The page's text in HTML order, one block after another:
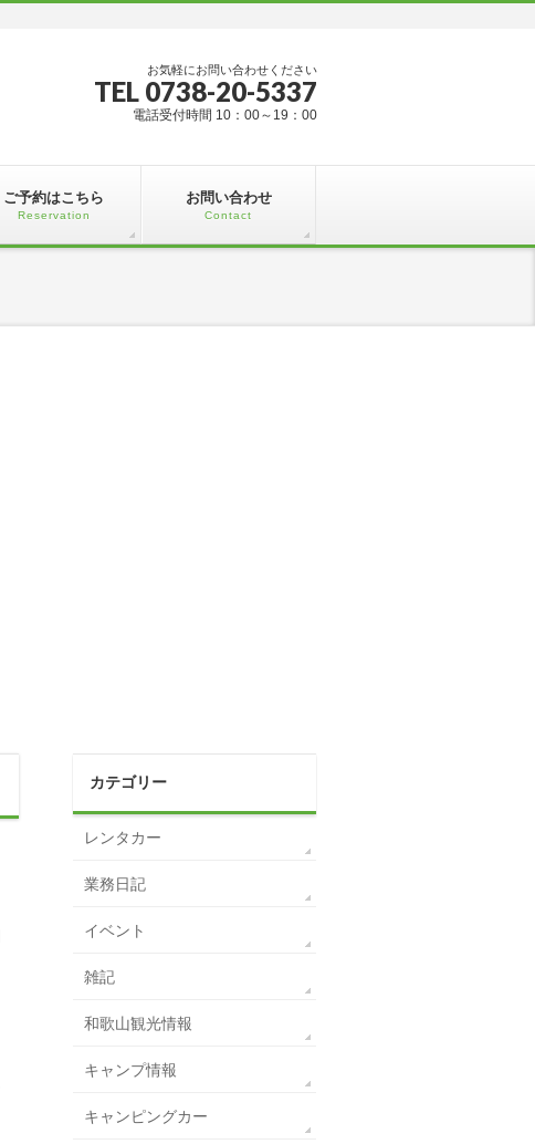
お気軽にお問い合わせください
TEL 0738-20-5337
電話受付時間 10：00～19：00
ご予約はこちら
Reservation
お問い合わせ
Contact
カテゴリー
レンタカー
業務日記
イベント
雑記
和歌山観光情報
キャンプ情報
キャンピングカー